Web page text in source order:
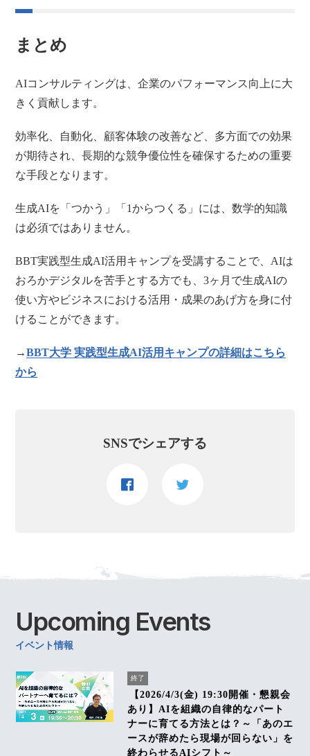
まとめ
AIコンサルティングは、企業のパフォーマンス向上に大
きく貢献します。
効率化、自動化、顧客体験の改善など、多方面での効果
が期待され、長期的な競争優位性を確保するための重要
な手段となります。
生成AIを「つかう」「1からつくる」には、数学的知識
は必須ではありません。
BBT実践型生成AI活用キャンプを受講することで、AIは
おろかデジタルを苦手とする方でも、3ヶ月で生成AIの
使い方やビジネスにおける活用・成果のあげ方を身に付
けることができます。
→BBT大学 実践型生成AI活用キャンプの詳細はこちら
から
SNSでシェアする
Upcoming Events
イベント情報
終了
【2026/4/3(金) 19:30開催・懇親会
あり】AIを組織の自律的なパート
ナーに育てる方法とは？～「あのエ
ースが辞めたら現場が回らない」を
終わらせるAIシフト～